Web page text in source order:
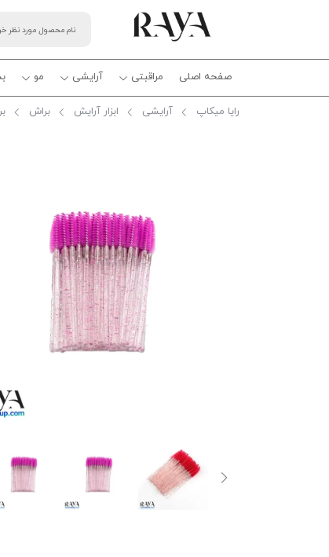
صفحه اصلی مراقبتی آرایشی مو
رایا میکاپ آرایشی ابزار آرایش براش